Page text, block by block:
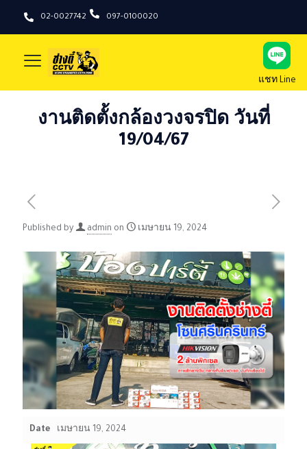
02-0027742 097-0100020
แชท Line
งานติดตั้งกล้องวงจรปิด วันที่
19/04/67
Published by admin on เมษายน 19, 2024
Date เมษายน 19, 2024